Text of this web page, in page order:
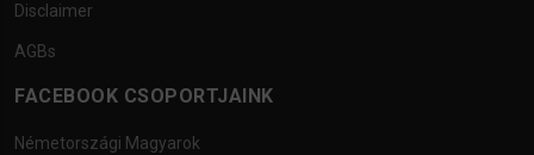
Disclaimer
AGBs
FACEBOOK CSOPORTJAINK
Németországi Magyarok